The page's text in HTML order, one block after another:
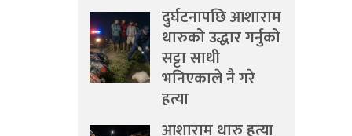
दुर्घटनापछि आशाराम
थारुको उद्धार गर्नुको
सट्टा साथी
भनिएकाले नै गरे
हत्या
आशाराम थारु हत्या